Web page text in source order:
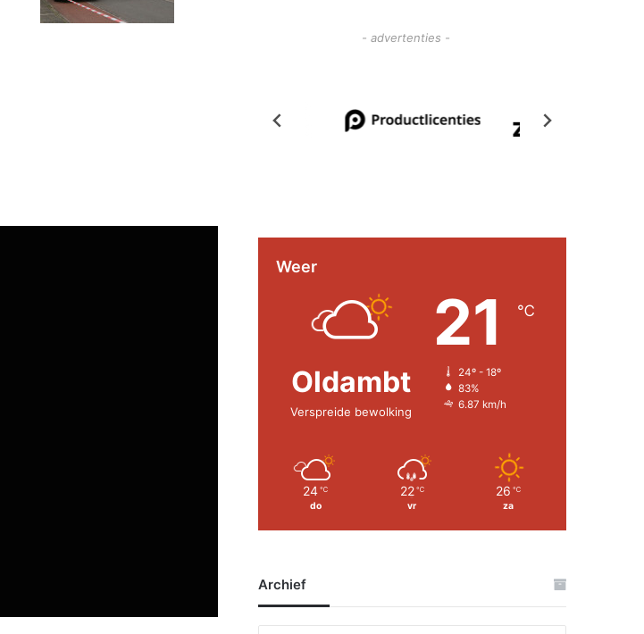
- advertenties -
Weer
Oldambt
Verspreide bewolking
21 ℃
24º - 18º
83%
6.87 km/h
24 ℃
do
22 ℃
vr
26 ℃
za
Archief